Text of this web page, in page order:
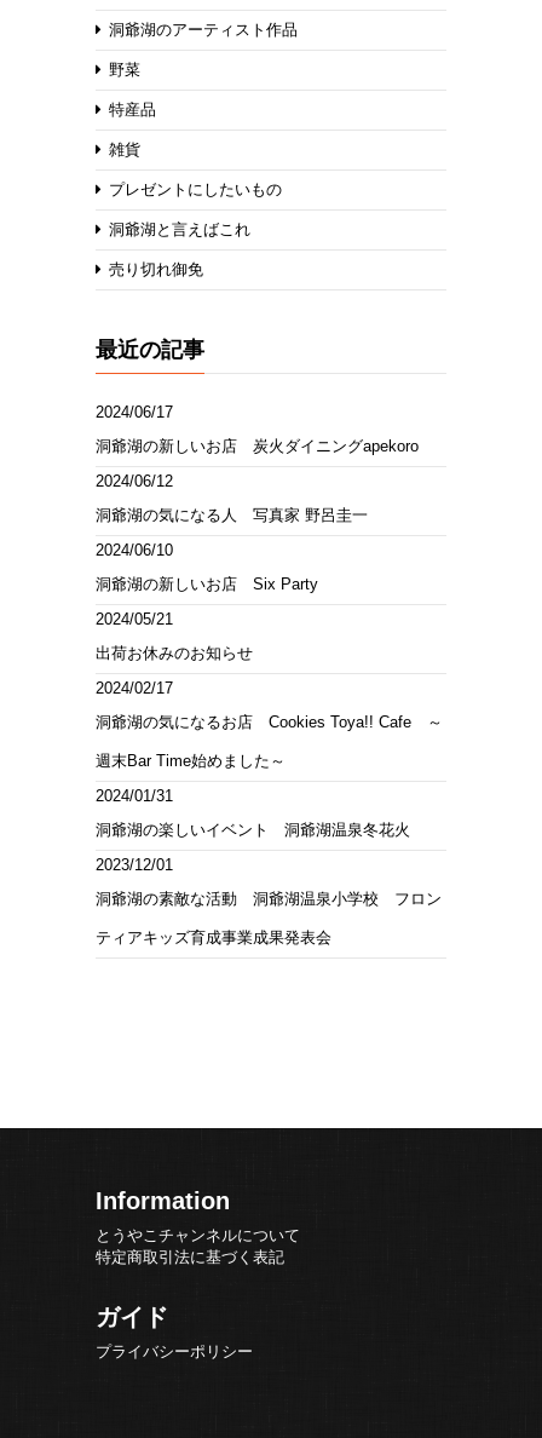
洞爺湖のアーティスト作品
野菜
特産品
雑貨
プレゼントにしたいもの
洞爺湖と言えばこれ
売り切れ御免
最近の記事
2024/06/17
洞爺湖の新しいお店 炭火ダイニングapekoro
2024/06/12
洞爺湖の気になる人 写真家 野呂圭一
2024/06/10
洞爺湖の新しいお店 Six Party
2024/05/21
出荷お休みのお知らせ
2024/02/17
洞爺湖の気になるお店 Cookies Toya!! Cafe ～
週末Bar Time始めました～
2024/01/31
洞爺湖の楽しいイベント 洞爺湖温泉冬花火
2023/12/01
洞爺湖の素敵な活動 洞爺湖温泉小学校 フロン
ティアキッズ育成事業成果発表会
Information
とうやこチャンネルについて
特定商取引法に基づく表記
ガイド
プライバシーポリシー